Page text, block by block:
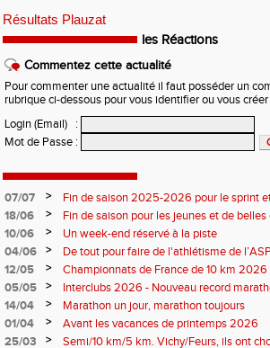
Résultats Plauzat
les Réactions
Commentez cette actualité
Pour commenter une actualité il faut posséder un
rubrique ci-dessous pour vous identifier ou vous
Login (Email)
:
Mot de Passe :
07/07 >
Fin de saison 2025-2026 pour le sprint
18/06
>
Fin de saison pour les jeunes et de
10/06
>
Un week-end réservé à la piste
04/06
>
De tout pour faire de l'athlétisme de
monde souriant
12/05 >
Championnats de France de 10 km
Soirées piste
05/05 >
Interclubs 2026 - Nouveau record
résultats
14/04 >
Marathon un jour, marathon toujours
01/04
>
Avant les vacances de printemps 2026
25/03
>
Semi/10 km/5 km. Vichy/Feurs, ils ont